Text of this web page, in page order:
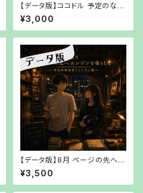
【データ版】ココドル 予定のない
夏篇【URLでお渡し】
¥3,000
【データ版】8月 ページの先へエ
ンジンを鳴らして〜宮益坂寫眞
堂『こころ』篇〜【URLでお渡し】
¥3,500